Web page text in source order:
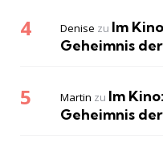
Denise zu Im
Geheimnis
Martin zu Im
Geheimnis